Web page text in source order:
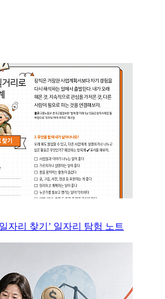
자리 찾기’ 일자리 탐험 노트